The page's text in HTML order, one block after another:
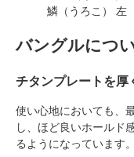
鱗（うろこ） 左
バングルにつ
チタンプレートを厚
使い心地においても、
し、ほど良いホールド
るようになっています